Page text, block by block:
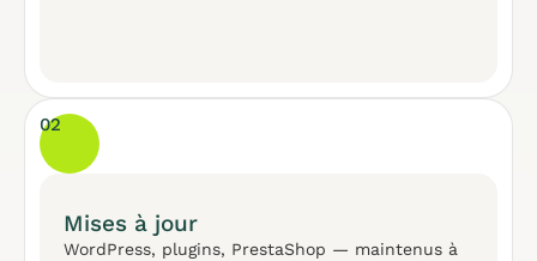
02
Mises à jour
WordPress, plugins, PrestaShop — maintenus à